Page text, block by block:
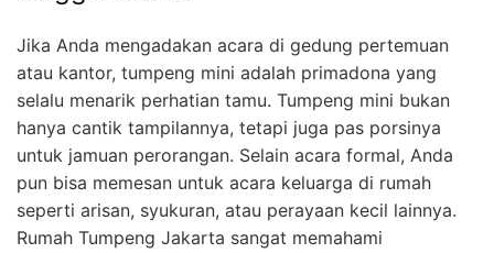
Jika Anda mengadakan acara di gedung pertemuan
atau kantor, tumpeng mini adalah primadona yang
selalu menarik perhatian tamu. Tumpeng mini bukan
hanya cantik tampilannya, tetapi juga pas porsinya
untuk jamuan perorangan. Selain acara formal, Anda
pun bisa memesan untuk acara keluarga di rumah
seperti arisan, syukuran, atau perayaan kecil lainnya.
Rumah Tumpeng Jakarta sangat memahami